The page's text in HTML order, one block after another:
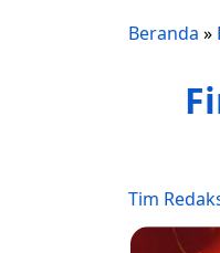
Beranda »
Tim